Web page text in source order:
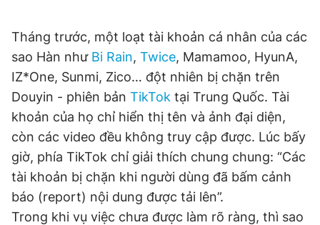
Tiện ích Bạn cần biết
Thông tin tòa soạn Liên hệ quảng cáo
Đọc Thanh Niên trên điện thoại
Tháng trước, một loạt tài khoản cá nhân của các
sao Hàn như Bi Rain, Twice, Mamamoo, HyunA,
IZ*One, Sunmi, Zico… đột nhiên bị chặn trên
Douyin - phiên bản TikTok tại Trung Quốc. Tài
khoản của họ chỉ hiển thị tên và ảnh đại diện,
còn các video đều không truy cập được. Lúc bấy
giờ, phía TikTok chỉ giải thích chung chung: “Các
tài khoản bị chặn khi người dùng đã bấm cảnh
báo (report) nội dung được tải lên”.
Trong khi vụ việc chưa được làm rõ ràng, thì sao